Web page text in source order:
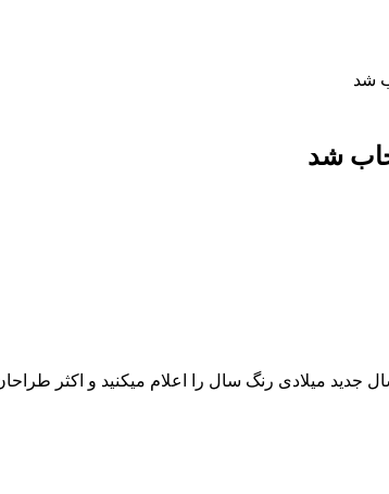
میلادی رنگ سال را اعلام میکنید و اکثر